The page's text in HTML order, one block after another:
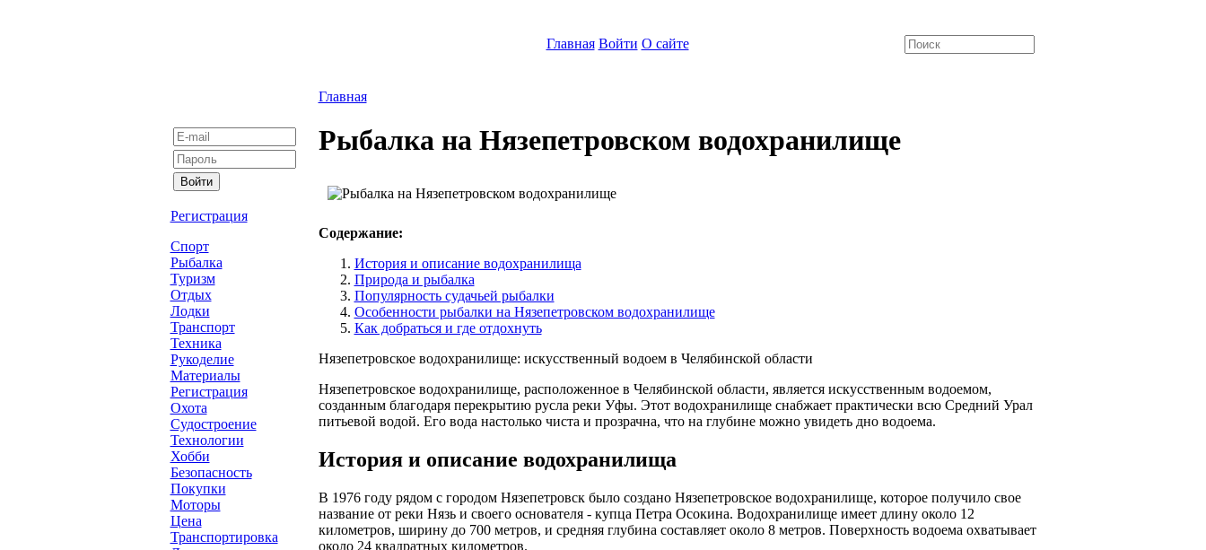
Главная Войти О сайте
Регистрация
Спорт
Рыбалка
Туризм
Отдых
Лодки
Транспорт
Техника
Рукоделие
Материалы
Регистрация
Охота
Судостроение
Технологии
Хобби
Безопасность
Покупки
Моторы
Цена
Транспортировка
Главная
Рыбалка на Нязепетровском водохранилище
Содержание:
История и описание водохранилища
Природа и рыбалка
Популярность судачьей рыбалки
Особенности рыбалки на Нязепетровском водохранилище
Как добраться и где отдохнуть
Нязепетровское водохранилище: искусственный водоем в Челябинской области
Нязепетровское водохранилище, расположенное в Челябинской области, является искусственным водоемом,
созданным благодаря перекрытию русла реки Уфы. Этот водохранилище снабжает практически всю Средний Урал
питьевой водой. Его вода настолько чиста и прозрачна, что на глубине можно увидеть дно водоема.
История и описание водохранилища
В 1976 году рядом с городом Нязепетровск было создано Нязепетровское водохранилище, которое получило свое
название от реки Нязь и своего основателя - купца Петра Осокина. Водохранилище имеет длину около 12
километров, ширину до 700 метров, и средняя глубина составляет около 8 метров. Поверхность водоема охватывает
около 24 квадратных километров.